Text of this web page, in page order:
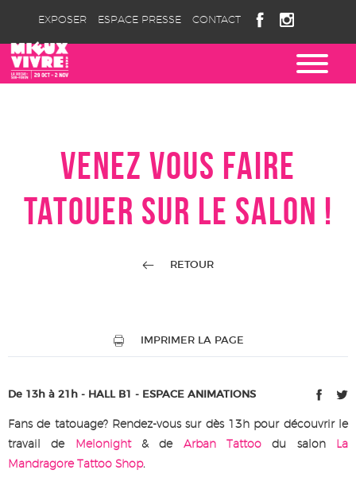
EXPOSER ESPACE PRESSE CONTACT
VENEZ VOUS FAIRE
TATOUER SUR LE SALON !
RETOUR
IMPRIMER LA PAGE
De 13h à 21h - HALL B1 - ESPACE ANIMATIONS
Fans de tatouage? Rendez-vous sur dès 13h pour découvrir le
travail de
Melonight& de Arban Tattoo du salon
La
Mandragore Tattoo Shop.